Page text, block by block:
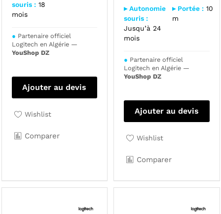
souris :18
mois
● Partenaire officiel
Logitech en Algérie —
YouShop DZ
Ajouter au devis
Wishlist
Comparer
▸ Autonomie
souris :
Jusqu’à 24
mois
▸ Portée : 10
m
● Partenaire officiel
Logitech en Algérie —
YouShop DZ
Ajouter au devis
Wishlist
Comparer